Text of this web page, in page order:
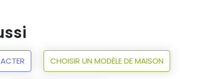
CHOISIR UN MODÈLE DE MAISON